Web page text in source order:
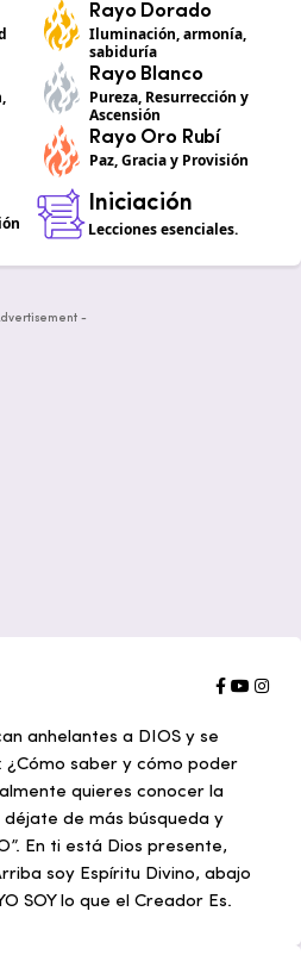
Rayo Dorado
Iluminación, armonía,
sabiduría
Rayo Blanco
Pureza, Resurrección y
Ascensión
Rayo Oro Rubí
Paz, Gracia y Provisión
Iniciación
Lecciones esenciales.
-
anhelantes a DIOS y se
¿Cómo saber y cómo poder
quieres conocer la
de más búsqueda y
En ti está Dios presente,
soy Espíritu Divino, abajo
SOY lo que el Creador Es.